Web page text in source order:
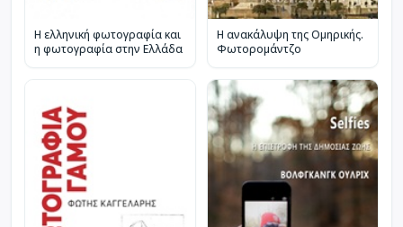
Η ελληνική φωτογραφία και
η φωτογραφία στην Ελλάδα
Η ανακάλυψη της Ομηρικής.
Φωτορομάντζο